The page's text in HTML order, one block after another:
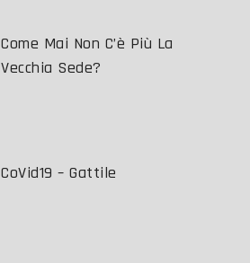
Come Mai Non C’è Più La
Vecchia Sede?
CoVid19 – Gattile